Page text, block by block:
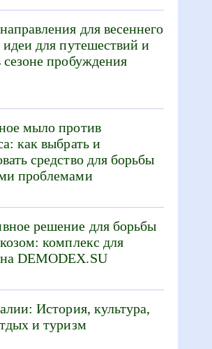
для весеннего
идеи для путешествий и
сезоне пробуждения
мыло против
как выбрать и
средство для борьбы
проблемами
решение для борьбы
комплекс для
DEMODEX.SU
История, культура,
и туризм